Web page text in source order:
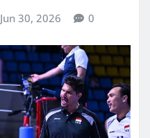
Jun 30, 2026 0